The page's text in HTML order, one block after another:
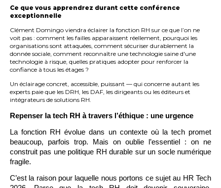
Ce que vous apprendrez durant cette conférence
exceptionnelle
Clément Domingo viendra éclairer la fonction RH sur ce que l’on ne
voit pas : comment les failles apparaissent réellement, pourquoi les
organisations sont attaquées, comment sécuriser durablement la
donnée sociale, comment reconnaître une technologie saine d'une
technologie à risque, quelles pratiques adopter pour renforcer la
confiance à tous les étages ?
Un éclairage concret, accessible, puissant — qui concerne autant les
experts paie que les DRH, les DAF, les dirigeants ou les éditeurs et
intégrateurs de solutions RH.
Repenser la tech RH à travers l’éthique : une urgence
La fonction RH évolue dans un contexte où la tech promet
beaucoup, parfois trop. Mais on oublie l’essentiel : on ne
construit pas une politique RH durable sur un socle numérique
fragile.
C’est la raison pour laquelle nous portons ce sujet au HR Tech